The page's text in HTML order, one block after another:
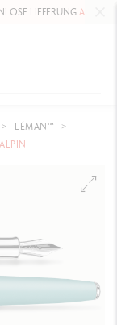
LIEFERUNGAB 80 CHF
LÉMAN™